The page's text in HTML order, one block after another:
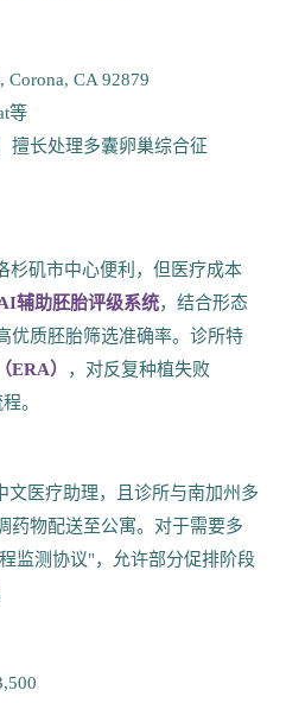
Corona, CA 92879
等
擅长处理多囊卵巢综合征
杉矶市中心便利，但医疗成本
辅助胚胎评级系统，结合形态
优质胚胎筛选准确率。诊所特
ERA） ，对反复种植失败
。
文医疗助理，且诊所与南加州多
药物配送至公寓。对于需要多
监测协议"，允许部分促排阶段